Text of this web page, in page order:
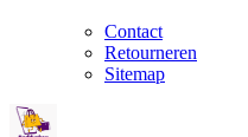
Contact
Retourneren
Sitemap